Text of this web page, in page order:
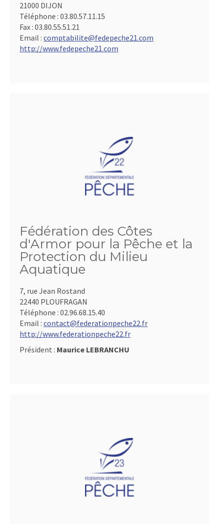
21000 DIJON
Téléphone : 03.80.57.11.15
Fax : 03.80.55.51.21
Email : comptabilite@fedepeche21.com
http://www.fedepeche21.com
Fédération des Côtes
d'Armor pour la Pêche et la
Protection du Milieu
Aquatique
7, rue Jean Rostand
22440 PLOUFRAGAN
Téléphone : 02.96.68.15.40
Email : contact@federationpeche22.fr
http://www.federationpeche22.fr
Président : Maurice LEBRANCHU